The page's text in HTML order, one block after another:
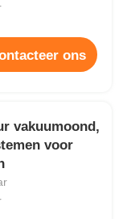
ons
vakuumoond,
voor